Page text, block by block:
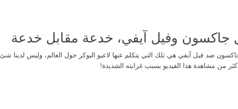
ضد فيل آيفي هي تلك التي يتكلم عنها لاعبو البوكر حول العالم، وليس لدينا شئ
من مشاهدة هذا الفيديو بسبب غرابته الشديدة!